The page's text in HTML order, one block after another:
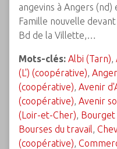
angevins à Angers
Famille nouvelle
Bd de la Villette,…
Mots-clés: Albi (Tarn),
(L') (coopérative),
(coopérative), Avenir
(coopérative), Avenir
(Loir-et-Cher), Bourget
Bourses du travail,
(coopérative),